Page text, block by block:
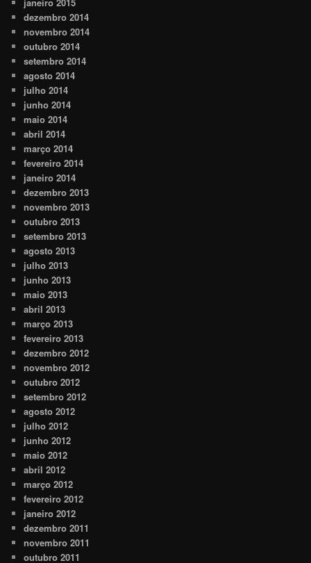
janeiro 2015
dezembro 2014
novembro 2014
outubro 2014
setembro 2014
agosto 2014
julho 2014
junho 2014
maio 2014
abril 2014
março 2014
fevereiro 2014
janeiro 2014
dezembro 2013
novembro 2013
outubro 2013
setembro 2013
agosto 2013
julho 2013
junho 2013
maio 2013
abril 2013
março 2013
fevereiro 2013
dezembro 2012
novembro 2012
outubro 2012
setembro 2012
agosto 2012
julho 2012
junho 2012
maio 2012
abril 2012
março 2012
fevereiro 2012
janeiro 2012
dezembro 2011
novembro 2011
outubro 2011